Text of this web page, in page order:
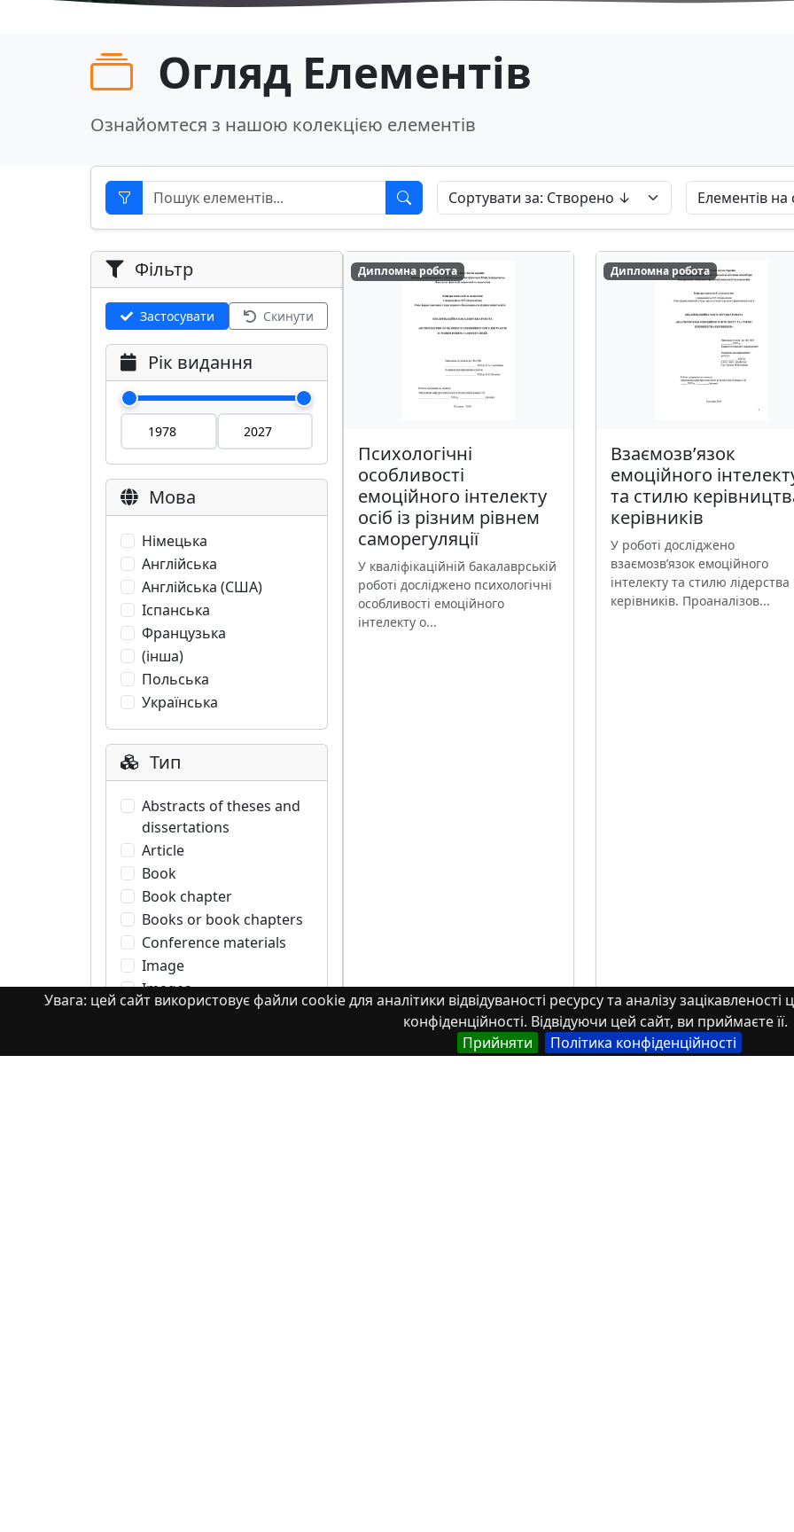
Увага: цей сайт використовує файли cookie для аналітики відвідуваності ресурсу та аналізу зацікавленості
конфіденційності. Відвідуючи цей сайт, ви приймаєте її.
Прийняти
Політика конфіденційності
Огляд Елементів
Ознайомтеся з нашою колекцією елементів
Фільтр
Застосувати Скинути
Рік видання
Мова
Німецька
Англійська
Англійська (США)
Іспанська
Французька
(інша)
Польська
Українська
Тип
Abstracts of theses and
dissertations
Article
Book
Book chapter
Books or book chapters
Conference materials
Image
Images
Learning Object
Monograph. Books or
Дипломна робота
Психологічні
особливості
емоційного інтелекту
осіб із різним рівнем
саморегуляції
У кваліфікаційній бакалаврській
роботі досліджено психологічні
особливості емоційного
інтелекту о...
Дипломна робота
Взаємозв’язок
емоційного
та стилю
керівників
У роботі досліджено
взаємозв’язок емоційного
інтелекту та стилю лідерства
керівників. Проаналізов...